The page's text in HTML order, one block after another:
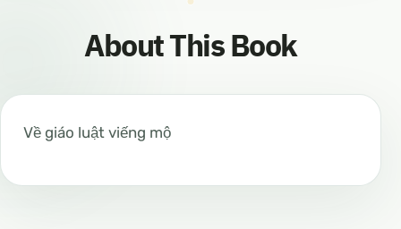
About This Book
Về giáo luật viếng mộ